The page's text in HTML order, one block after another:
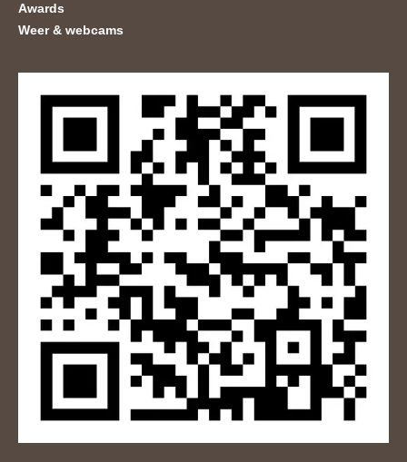
Awards
Weer & webcams